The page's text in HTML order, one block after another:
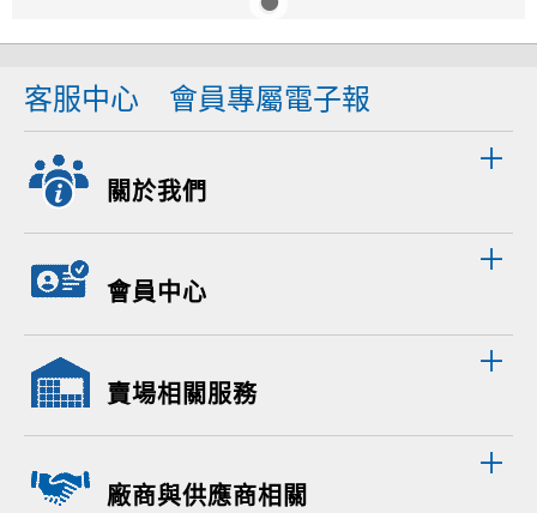
客服中心 會員專屬電子報
關於我們
會員中心
賣場相關服務
廠商與供應商相關